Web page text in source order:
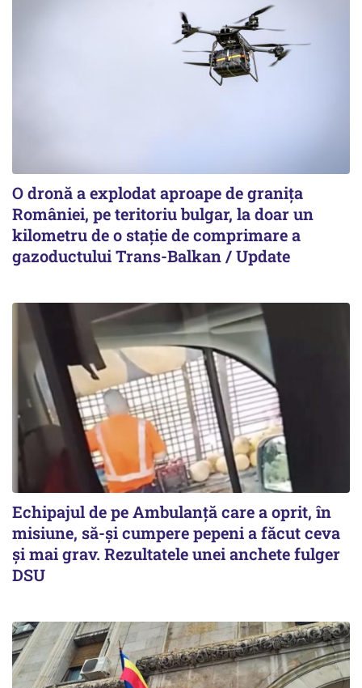
O dronă a explodat aproape de granița
României, pe teritoriu bulgar, la doar un
kilometru de o stație de comprimare a
gazoductului Trans-Balkan / Update
Echipajul de pe Ambulanță care a oprit, în
misiune, să-și cumpere pepeni a făcut ceva
și mai grav. Rezultatele unei anchete fulger
DSU